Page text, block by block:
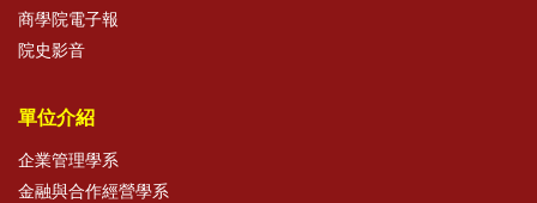
商學院電子報
院史影音
單位介紹
企業管理學系
金融與合作經營學系